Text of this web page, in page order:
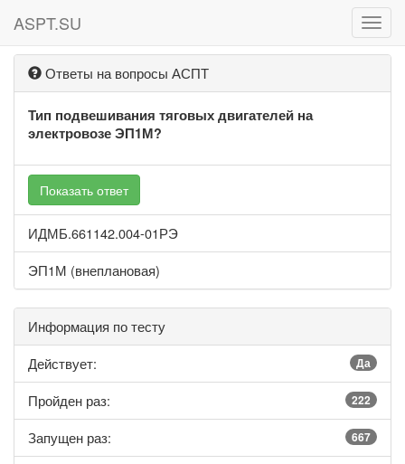
ASPT.SU
Ответы на вопросы АСПТ
Тип подвешивания тяговых двигателей на
электровозе ЭП1М?
Показать ответ
ИДМБ.661142.004-01РЭ
ЭП1М (внеплановая)
Информация по тесту
Действует:
Да
Пройден раз: 222
Запущен раз: 667